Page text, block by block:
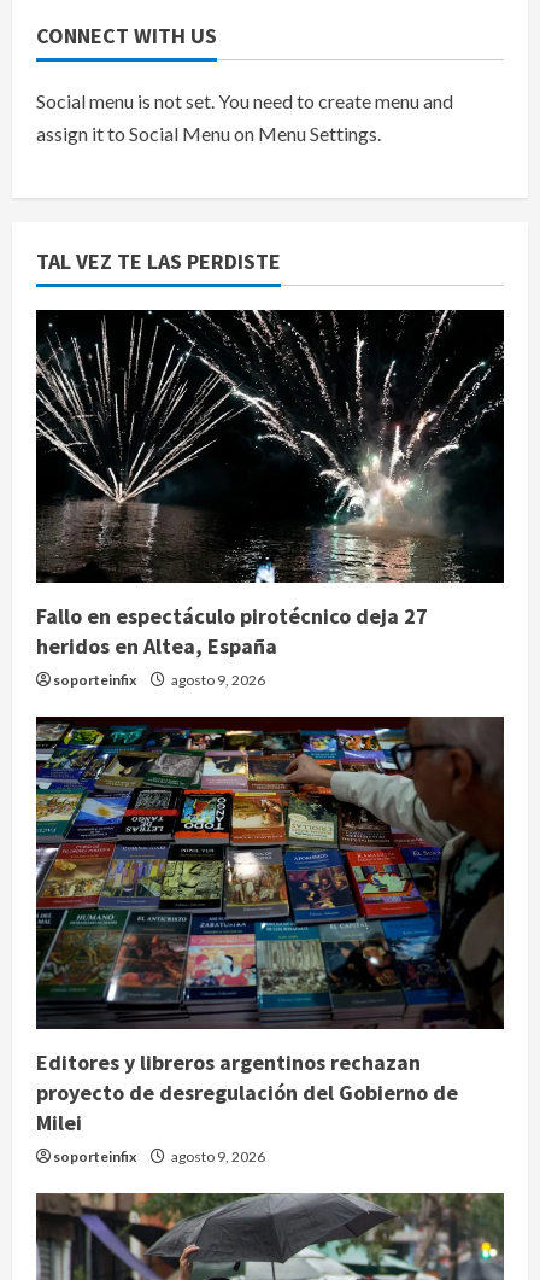
CONNECT WITH US
Social menu is not set. You need to create menu and
assign it to Social Menu on Menu Settings.
TAL VEZ TE LAS PERDISTE
Fallo en espectáculo pirotécnico deja 27
heridos en Altea, España
soporteinfix agosto 9, 2026
Editores y libreros argentinos rechazan
proyecto de desregulación del Gobierno de
Milei
soporteinfix agosto 9, 2026